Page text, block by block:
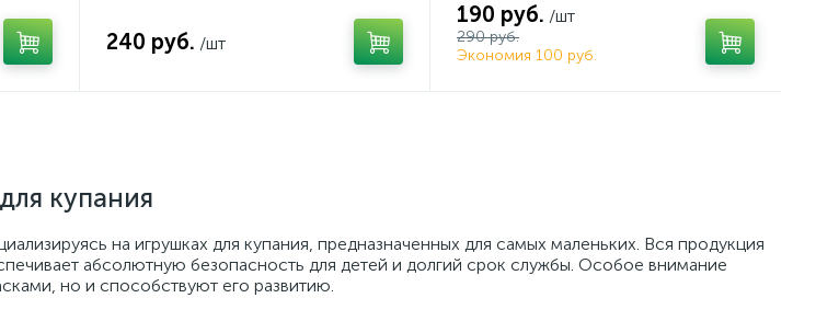
240 руб. /шт
190 руб. /шт
290 руб.
Экономия 100 руб.
купания
на игрушках для купания, предназначенных для самых маленьких. Вся продукция
абсолютную безопасность для детей и долгий срок службы. Особое внимание
но и способствуют его развитию.